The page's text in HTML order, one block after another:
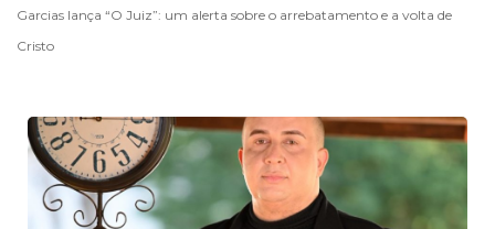
Garcias lança “O Juiz”: um alerta sobre o arrebatamento e a volta de
Cristo